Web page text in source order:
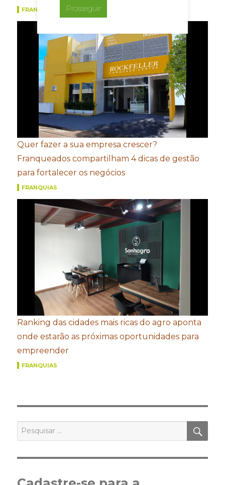
Prosseguir
FRANQUIAS
Quer fazer a sua empresa crescer?
Franqueados compartilham 4 dicas de gestão
para fortalecer os negócios
FRANQUIAS
Ranking das cidades mais ricas do agro aponta
onde estarão as próximas oportunidades para
empreender
FRANQUIAS
Pesquisar
por: